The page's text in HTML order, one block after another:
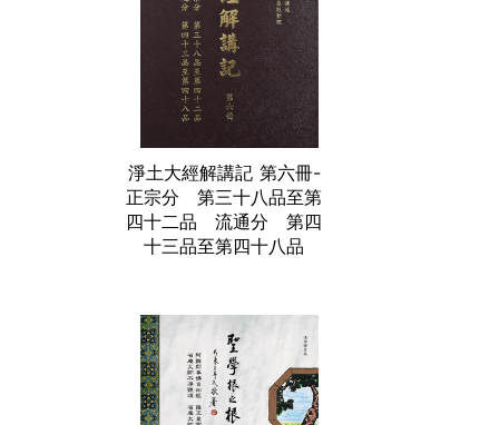
淨土大經解講記 第六冊-
正宗分 第三十八品至第
四十二品 流通分 第四
十三品至第四十八品